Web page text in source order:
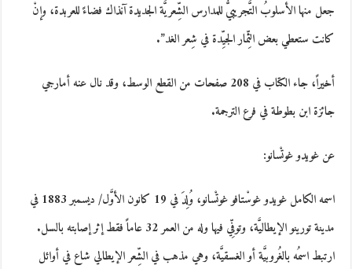
جعل منها الأسلوبُ التَّجريبيُّ للمدارس الشِّعريَّة الجديدة آنذاك فضاءً للعربدة، وإنْ
كانت ستعطي بعض الثِّمار الجيِّدة في شِعر الغد”.
أخيراً، جاء الكتاب في 208 صفحات من القطع الوسط، وقد نال عنه أمارجي
جائزة ابن بطوطة في فرع الترجمة.
عن غويدو غوتْسانو:
اسمه الكامل غويدو غوسْتافو غوتْسانو، وُلِدَ في 19 كانون الأوَّل/ ديسمبر 1883 في
مدينة تورينو الإيطاليَّة، وتوفِّي فيها وله من العمر 32 عاماً فقط إثر إصابته بالسل.
ارتبط اسمُه بالغُروبيَّة أو الغسقيَّة، وهي مذهب في الشِّعر الإيطالي شاع في أوائل